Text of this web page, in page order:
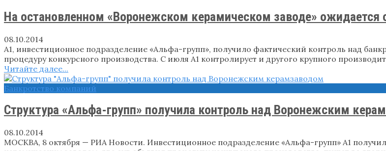
На остановленном «Воронежском керамическом заводе» ожидается
08.10.2014
А1, инвестиционное подразделение «Альфа-групп», получило фактический контроль над
процедуру конкурсного производства. С июля А1 контролирует и другого крупного
Читайте далее...
Банкротство компаний
Структура «Альфа-групп» получила контроль над Воронежским
08.10.2014
МОСКВА, 8 октября — РИА Новости. Инвестиционное подразделение «Альфа-групп» А1